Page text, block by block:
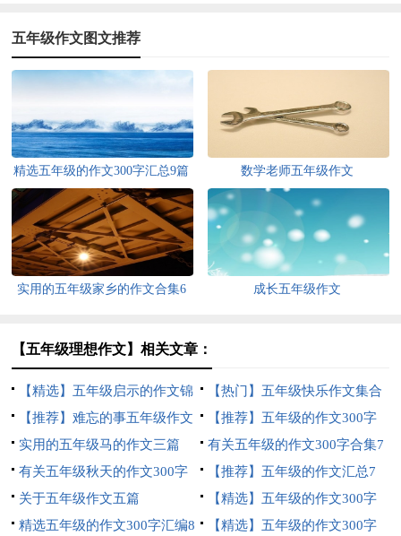
五年级作文图文推荐
精选五年级的作文300字汇总9篇 数学老师五年级作文
实用的五年级家乡的作文合集6
成长五年级作文
【五年级理想作文】相关文章：
【精选】五年级启示的作文锦
集八篇
【热门】五年级快乐作文集合
八篇
【推荐】难忘的事五年级作文
汇总九篇
【推荐】五年级的作文300字
集锦九篇
实用的五年级马的作文三篇
有关五年级的作文300字合集7
篇
有关五年级秋天的作文300字
集合8篇
【推荐】五年级的作文汇总7
篇
关于五年级作文五篇
【精选】五年级的作文300字
集合9篇
精选五年级的作文300字汇编8 【精选】五年级的作文300字